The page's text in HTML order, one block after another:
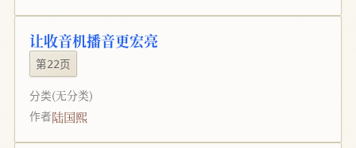
让收音机播音更宏亮
第22页
分类(无分类)
作者陆国熙